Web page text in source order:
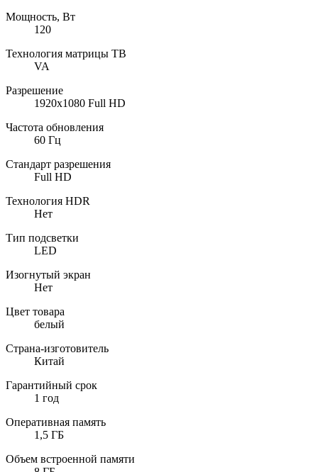
Мощность, Вт
120
Технология матрицы ТВ
VA
Разрешение
1920x1080 Full HD
Частота обновления
60 Гц
Стандарт разрешения
Full HD
Технология HDR
Нет
Тип подсветки
LED
Изогнутый экран
Нет
Цвет товара
белый
Страна-изготовитель
Китай
Гарантийный срок
1 год
Оперативная память
1,5 ГБ
Объем встроенной памяти